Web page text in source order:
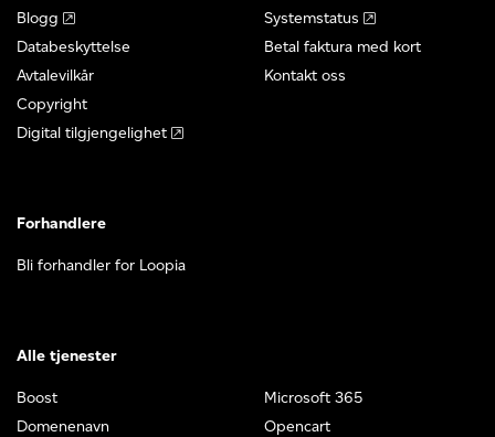
Blogg
Databeskyttelse
Avtalevilkår
Copyright
Digital tilgjengelighet
Systemstatus
Betal faktura med kort
Kontakt oss
Forhandlere
Bli forhandler for Loopia
Alle tjenester
Boost
Domenenavn
Microsoft 365
Opencart